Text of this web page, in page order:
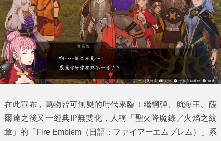
在此宣布， 萬物皆可無雙的時代來臨！ 繼鋼彈、航海王、薩
爾達之後又一經典IP無雙化，人稱「聖火降魔錄／火焰之紋
章」的「Fire Emblem（日語：ファイアーエムブレム）」系